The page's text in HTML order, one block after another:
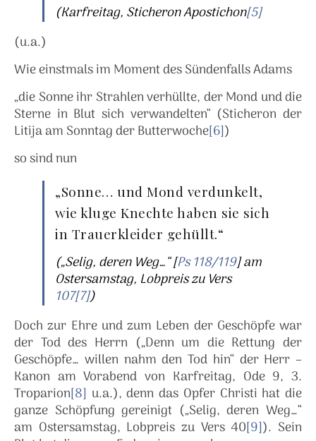
(Karfreitag, Sticheron Apostichon[5]
(u.a.)
Wie einstmals im Moment des Sündenfalls Adams
„die Sonne ihr Strahlen verhüllte, der Mond und die
Sterne in Blut sich verwandelten“ (Sticheron der
Litija am Sonntag der Butterwoche[6])
so sind nun
„Sonne… und Mond verdunkelt,
wie kluge Knechte haben sie sich
in Trauerkleider gehüllt.“
(„Selig, deren Weg…“ [Ps 118/119] am
Ostersamstag, Lobpreis zu Vers
107[7])
Doch zur Ehre und zum Leben der Geschöpfe war
der Tod des Herrn („Denn um die Rettung der
Geschöpfe… willen nahm den Tod hin“ der Herr –
Kanon am Vorabend von Karfreitag, Ode 9, 3.
Troparion[8] u.a.), denn das Opfer Christi hat die
ganze Schöpfung gereinigt („Selig, deren Weg…“
am Ostersamstag, Lobpreis zu Vers 40[9]). Sein